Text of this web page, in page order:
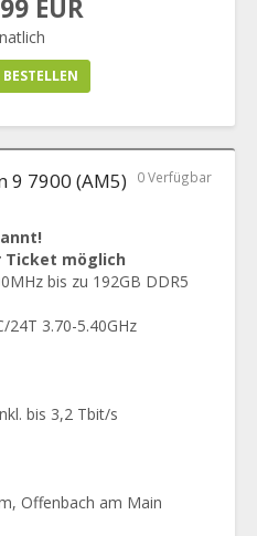
EUR
9 7900 (AM5) 0 Verfügbar
Ticket möglich
bis zu 192GB DDR5
24T 3.70-5.40GHz
bis 3,2 Tbit/s
Offenbach am Main